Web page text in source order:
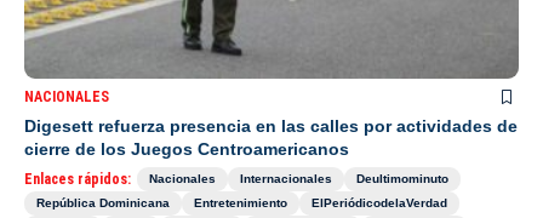
NACIONALES
Digesett refuerza presencia en las calles por actividades de
cierre de los Juegos Centroamericanos
Enlaces rápidos: Nacionales Internacionales
Deultimominuto
República Dominicana
Entretenimiento
ElPeriódicodelaVerdad